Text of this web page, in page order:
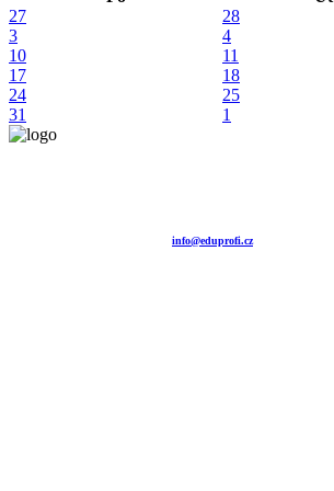
27
28
3
4
10
11
17
18
24
25
31
1
info@eduprofi.cz